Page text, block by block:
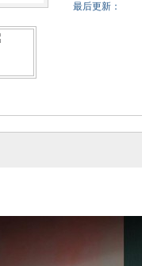
最后更新：